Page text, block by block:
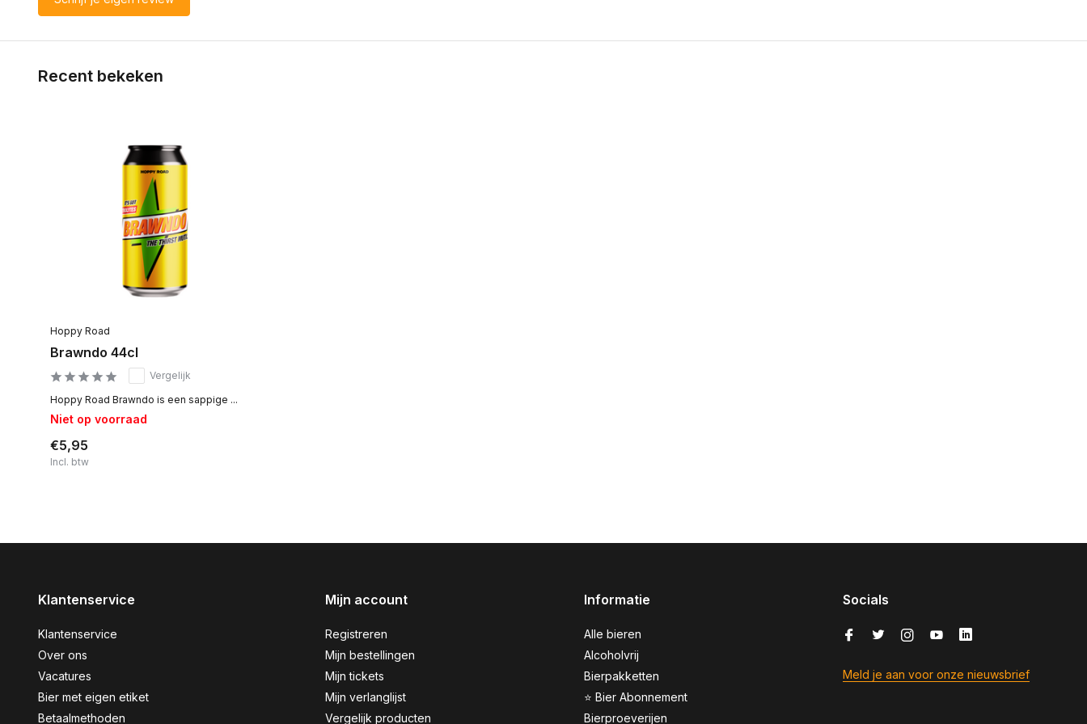
Recent bekeken
Hoppy Road
Brawndo 44cl
Vergelijk
Hoppy Road Brawndo is een sappige ...
Niet op voorraad
€5,95
Incl. btw
Klantenservice
Klantenservice
Over ons
Vacatures
Bier met eigen etiket
Betaalmethoden
Mijn account
Registreren
Mijn bestellingen
Mijn tickets
Mijn verlanglijst
Vergelijk producten
Informatie
Alle bieren
Alcoholvrij
Bierpakketten
⭐ Bier Abonnement
Bierproeverijen
Socials
Meld je aan voor onze nieuwsbrief